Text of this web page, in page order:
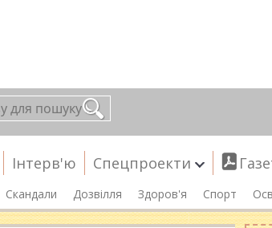
Інтерв'ю Спецпроекти
Скандали Дозвілля Здоров'я Спорт